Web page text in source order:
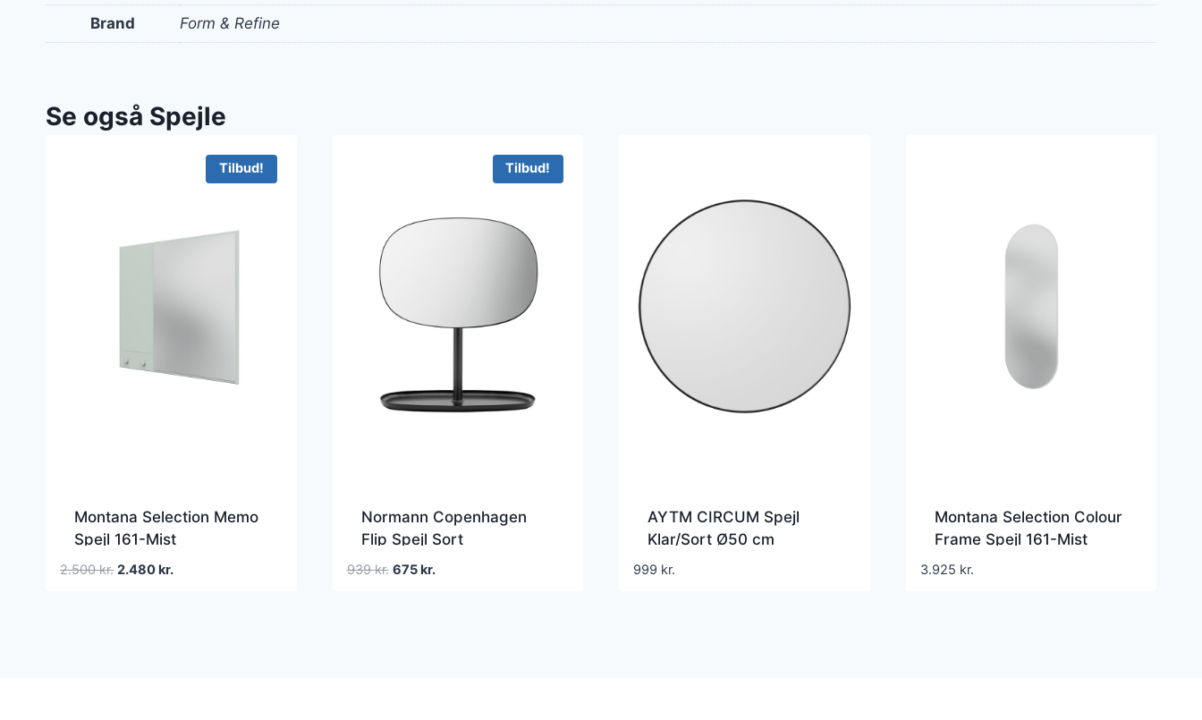
Brand Form & Refine
Se også Spejle
Tilbud!
Montana Selection Memo
Spejl 161-Mist
2.500kr. Den
2.480kr.Den
Tilbud!
Normann Copenhagen
Flip Spejl Sort
939kr. Den
675kr.Den
AYTM CIRCUM Spejl
Klar/Sort Ø50 cm
999 kr.
Montana Selection Colour
Frame Spejl 161-Mist
3.925 kr.